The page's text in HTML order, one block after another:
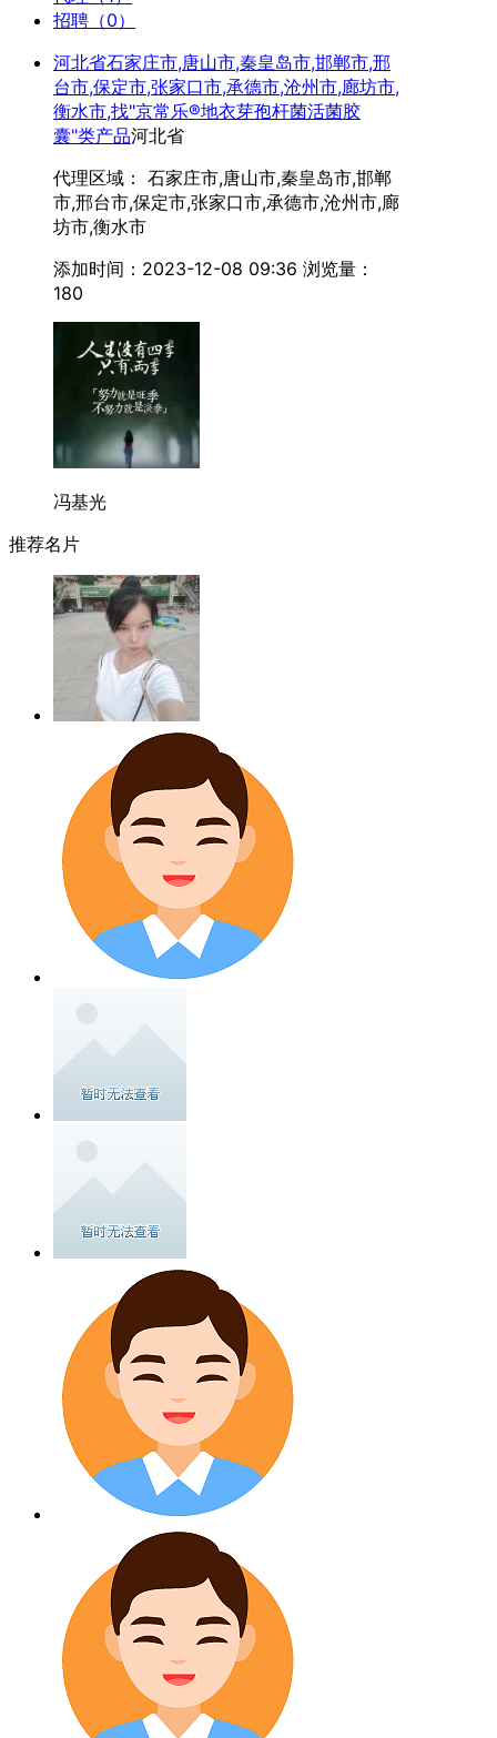
招聘（0）
河北省石家庄市,唐山市,秦皇岛市,邯郸市,邢
台市,保定市,张家口市,承德市,沧州市,廊坊市,
衡水市,找"京常乐®地衣芽孢杆菌活菌胶
囊"类产品河北省
代理区域： 石家庄市,唐山市,秦皇岛市,邯郸
市,邢台市,保定市,张家口市,承德市,沧州市,廊
坊市,衡水市
添加时间：2023-12-08 09:36 浏览量：
180
冯基光
推荐名片